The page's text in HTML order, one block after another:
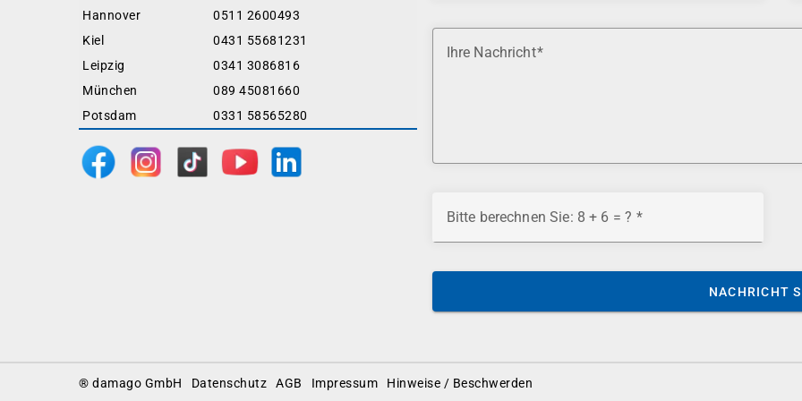
Hannover
0511 2600493
Kiel
0431 55681231
Leipzig
0341 3086816
München
089 45081660
Potsdam
0331 58565280
Ihre Nachricht
Bitte berechnen Sie: 8 + 6 = ?
NACHRICHT
Footer
® damago GmbH Datenschutz AGB Impressum Hinweise / Beschwerden